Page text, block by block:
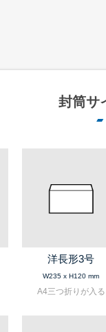
封筒サ
洋長形3号
W235 x H120 mm
A4三つ折りが入る